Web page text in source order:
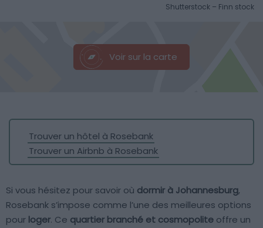
Shutterstock – Finn stock
Voir sur la carte
Trouver un hôtel à Rosebank
Trouver un Airbnb à Rosebank
Si vous hésitez pour savoir où dormir à Johannesburg,
Rosebank s’impose comme l’une des meilleures options
pour loger. Ce quartier branché et cosmopolite offre un